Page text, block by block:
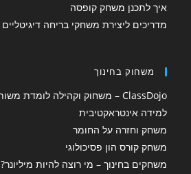
איך לתכנן משחק קופסה
מדריכים ליצירת משחקי בריחה דיגיטליים
משחוק בחינוך
ClassDojo – משחוק וקהילה לומדת משותפת
למידה אינטראקטיבית
משחק וחזרה על החומר
משחק קורס הון פסיכולוגי
משחקים בחינוך – מי רוצה להיות מיליונר?